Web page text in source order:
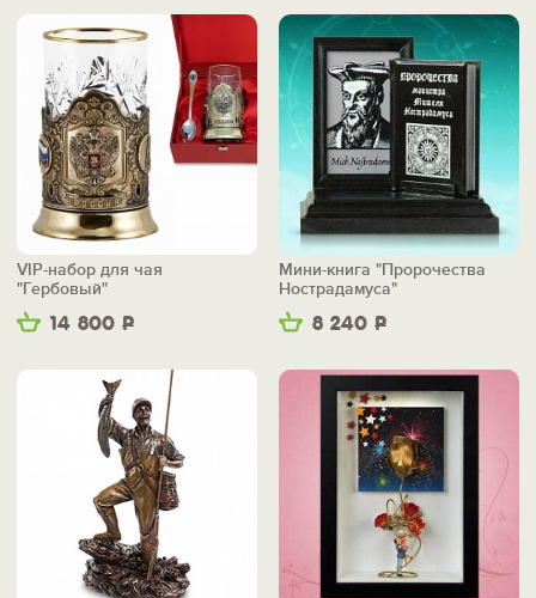
14 800 Р
VIP-набор для чая
"Гербовый"
8 240 Р
Мини-книга "Пророчества
Нострадамуса"